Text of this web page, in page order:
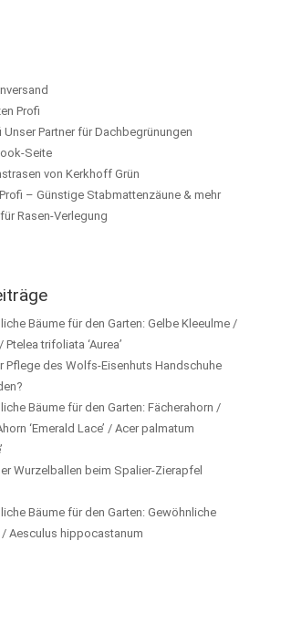
Profi
Unser Partner für Dachbegrünungen
Seite
von Kerkhoff Grün
– Günstige Stabmattenzäune & mehr
Rasen-Verlegung
Bäume für den Garten: Gelbe Kleeulme /
trifoliata ‘Aurea’
Pflege des Wolfs-Eisenhuts Handschuhe
Bäume für den Garten: Fächerahorn /
‘Emerald Lace’ / Acer palmatum
Wurzelballen beim Spalier-Zierapfel
Bäume für den Garten: Gewöhnliche
Aesculus hippocastanum